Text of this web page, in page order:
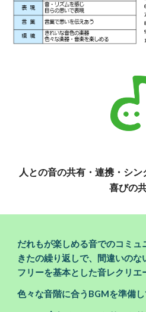
人との音の共有・連携・シン
喜びの
だれもが楽しめる音でのコミ
きたの繰り返しで、間違いのな
フリーを基本とした音レクリエ
色々な音階に合うBGMを準備し